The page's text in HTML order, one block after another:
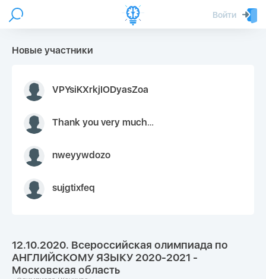
Войти
Новые участники
VPYsiKXrkjIODyasZoa
Thank you very much for your inquiry We appreciate you 9126052 https://youtube.com faceapple !
nweyywdozo
sujgtixfeq
12.10.2020. Всероссийская олимпиада по
АНГЛИЙСКОМУ ЯЗЫКУ 2020-2021 -
Московская область